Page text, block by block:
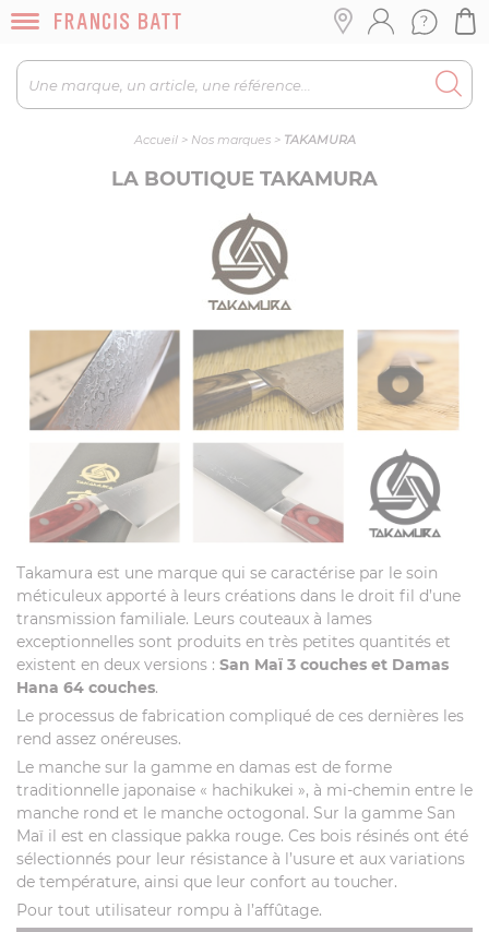
Accueil> Nos marques> TAKAMURA
LA BOUTIQUE TAKAMURA
Takamura est une marque qui se caractérise par le soin
méticuleux apporté à leurs créations dans le droit fil d’une
transmission familiale. Leurs couteaux à lames
exceptionnelles sont produits en très petites quantités et
existent en deux versions : San Maï 3 couches et Damas
Hana 64 couches.
Le processus de fabrication compliqué de ces dernières les
rend assez onéreuses.
Le manche sur la gamme en damas est de forme
traditionnelle japonaise « hachikukei », à mi-chemin entre le
manche rond et le manche octogonal. Sur la gamme San
Maï il est en classique pakka rouge. Ces bois résinés ont été
sélectionnés pour leur résistance à l’usure et aux variations
de température, ainsi que leur confort au toucher.
Pour tout utilisateur rompu à l’affûtage.